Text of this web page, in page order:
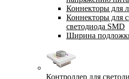
Коннекторы для
Коннекторы для
светодиода SMD
Ширина
Контроллер для